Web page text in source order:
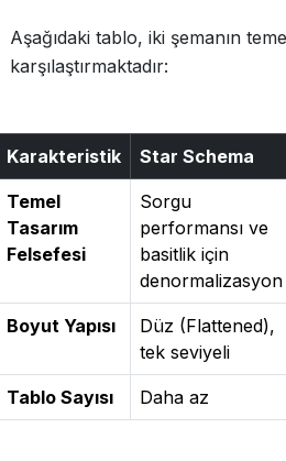
Aşağıdaki tablo, iki şemanın
karşılaştırmaktadır:
Karakteristik Star Schema
Temel
Tasarım
Felsefesi
Sorgu
performansı ve
basitlik için
denormalizasyon
Boyut Yapısı
Düz (Flattened),
tek seviyeli
Tablo Sayısı Daha az